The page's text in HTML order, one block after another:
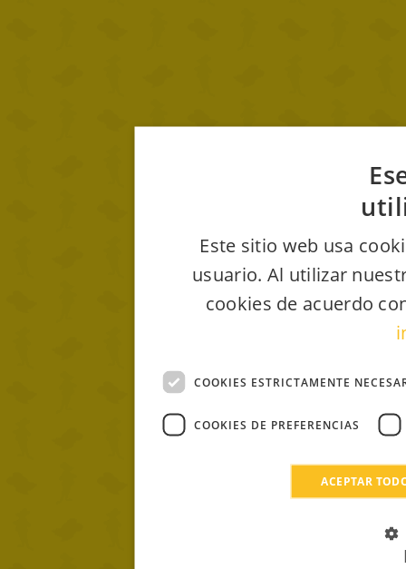
Este sitio web usa
usuario. Al utilizar
cookies de acuerdo
COOKIES ESTRICTAMENTE
COOKIES DE PREFERENCIAS
ACEPTAR